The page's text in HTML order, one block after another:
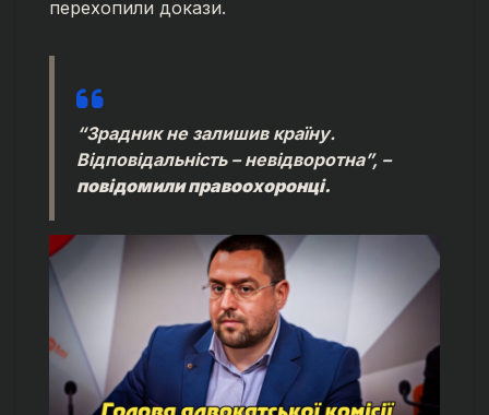
перехопили докази.
“Зрадник не залишив країну.
Відповідальність – невідворотна”, –
повідомили правоохоронці.